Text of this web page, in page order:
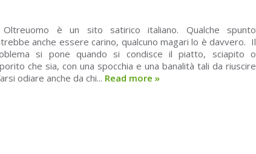
Oltreuomo è un sito satirico italiano. Qualche spunto
anche essere carino, qualcuno magari lo è davvero. Il
si pone quando si condisce il piatto, sciapito o
che sia, con una spocchia e una banalità tali da riuscire
odiare anche da chi... Read more »